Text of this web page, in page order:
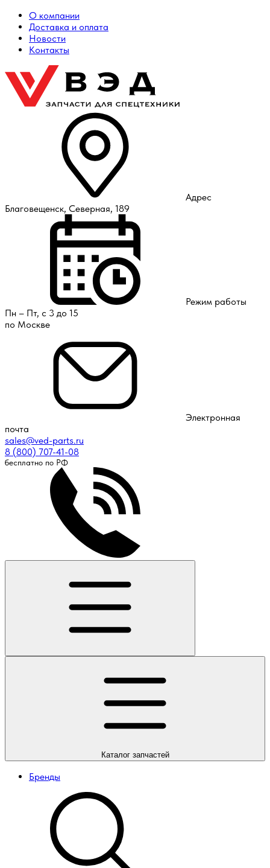
О компании
Доставка и оплата
Новости
Контакты
Адрес
Благовещенск, Северная, 189
Режим работы
Пн – Пт, с 3 до 15
по Москве
Электронная
почта
sales@ved-parts.ru
8 (800) 707-41-08
бесплатно по РФ
Каталогзапчастей
Бренды